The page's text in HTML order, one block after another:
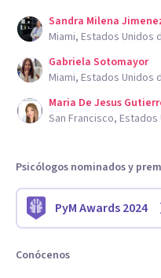
Sandra Milena
Miami, Estados Unidos
Gabriela Sotomayor
Miami, Estados Unidos
Maria De Jesus
San Francisco,
Psicólogos nominados y
PyM Awards 2024
Conócenos